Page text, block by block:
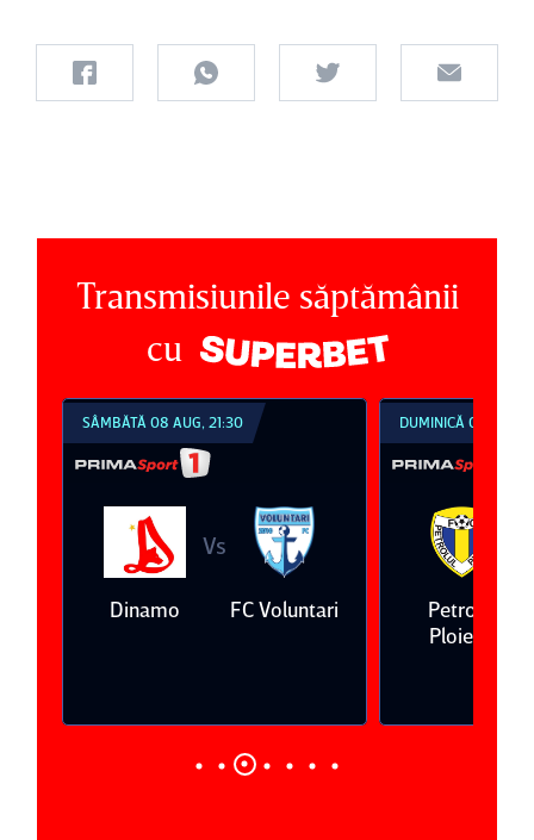
Transmisiunile săptămânii
cu
SÂMBĂTĂ 08 AUG, 21:30
Dinamo
Vs
FC Voluntari
DUMINICĂ 09 AUG,
Petrolul
Ploieşti